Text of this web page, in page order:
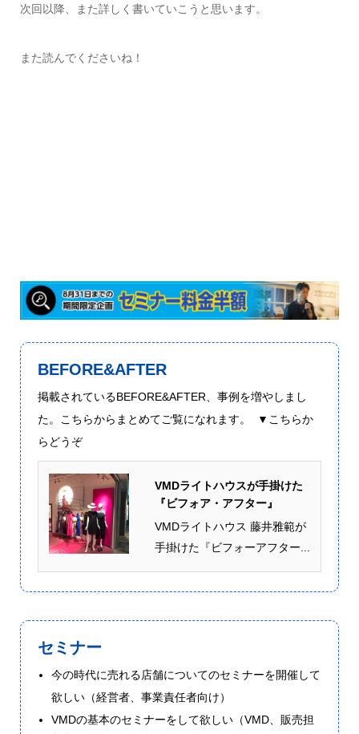
次回以降、また詳しく書いていこうと思います。
また読んでくださいね！
BEFORE&AFTER
掲載されているBEFORE&AFTER、事例を増やしまし
た。こちらからまとめてご覧になれます。 ▼こちらか
らどうぞ
VMDライトハウスが手掛けた
『ビフォア・アフター』
VMDライトハウス 藤井雅範が
手掛けた『ビフォーアフター...
セミナー
今の時代に売れる店舗についてのセミナーを開催して
欲しい（経営者、事業責任者向け）
VMDの基本のセミナーをして欲しい（VMD、販売担